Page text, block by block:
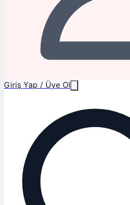
Giriş Yap / Üye Ol